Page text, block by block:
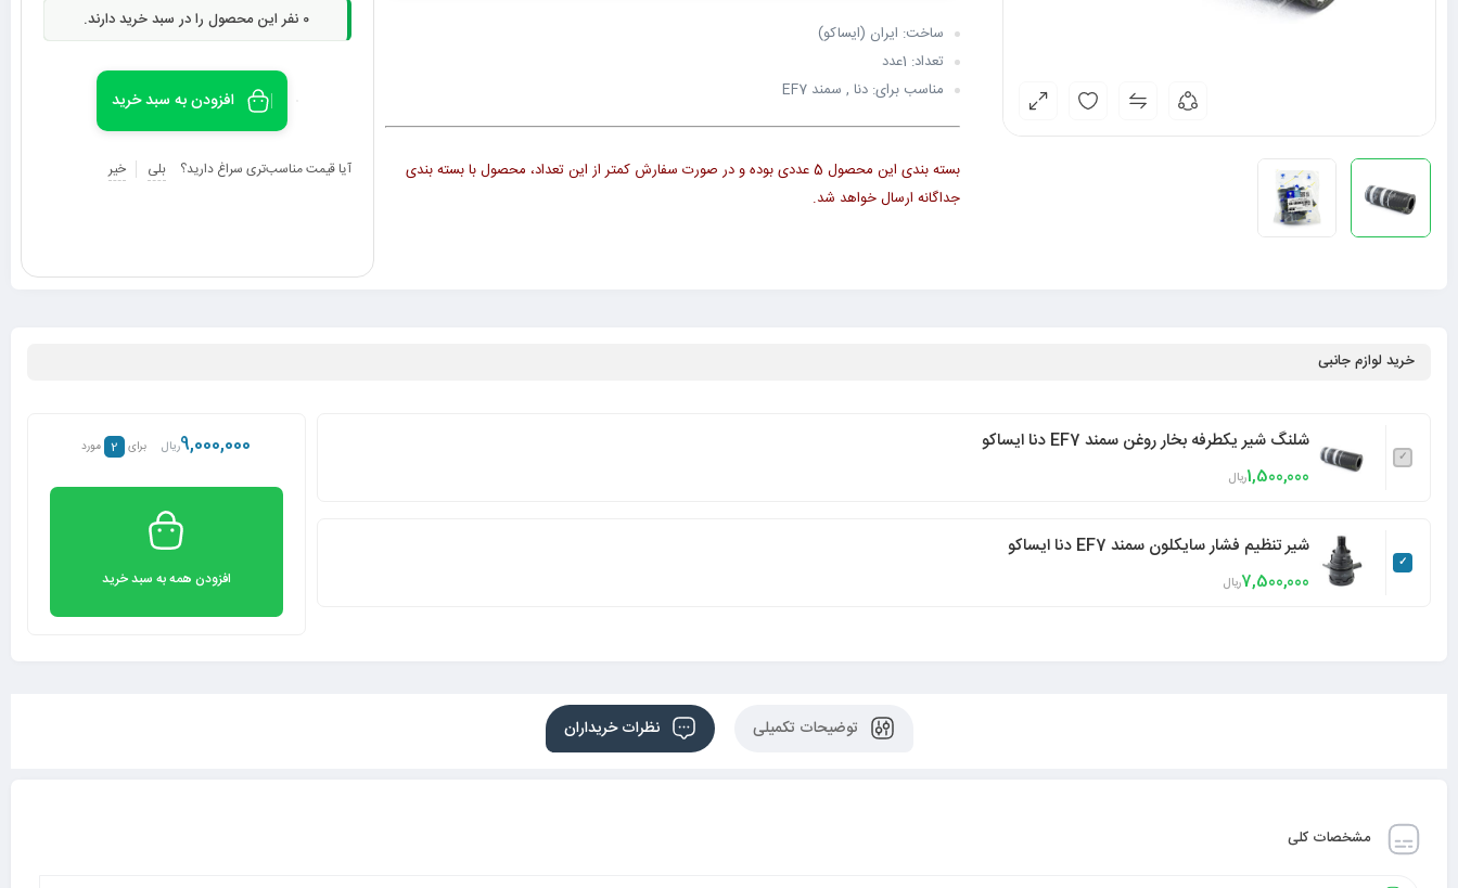
ساخت: ایران (ایساکو)
تعداد: 1عدد
مناسب برای: دنا , سمند EF7
بسته بندی این محصول 5 عددی بوده و در صورت سفارش کمتر از این تعداد، محصول با بسته بندی
جداگانه ارسال خواهد شد.
0 نفر این محصول را در سبد خرید دارند.
افزودن به سبد خرید
آیا قیمت مناسب‌تری سراغ دارید؟ بلی خیر
خرید لوازم جانبی
شلنگ شیر یکطرفه بخار روغن سمند EF7 دنا ایساکو
1,500,000ریال
شیر تنظیم فشار سایکلون سمند EF7 دنا ایساکو
7,500,000ریال
9,000,000ریال برای 2 مورد
افزودن همه به سبد خرید
توضیحات تکمیلی نظرات خریداران
مشخصات کلی